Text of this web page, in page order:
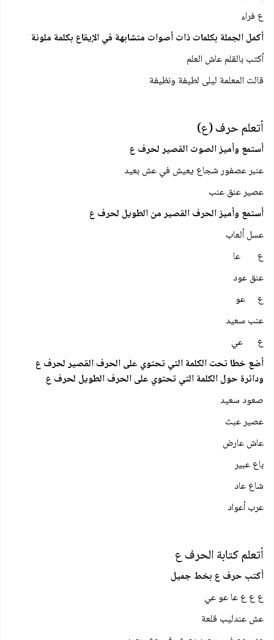
ع فراء
أكمل الجملة بكلمات ذات أصوات متشابهة في الإيقاع بكلمة ملونة
أكتب بالقلم عاش العلم
قالت المعلمة ليلى لطيفة ونظيفة
أتعلم حرف (ع)
أستمع وأميز الصوت القصير لحرف ع
عنبر عصفور شجاع يعيش في عش بعيد
عصير عنق عنب
أستمع وأميز الحرف القصير من الطويل لحرف ع
عسل ألعاب
ع عا
عنق عود
ع عو
عنب سعيد
ع عي
أضع خطا تحت الكلمة التي تحتوي على الحرف القصير لحرف ع
ودائرة حول الكلمة التي تحتوي على الحرف الطويل لحرف ع
صعود سعيد
عصير عبث
عاش عارض
باع عبير
شاع عاد
عرب أعواد
أتعلم كتابة الحرف ع
أكتب حرف ع بخط جميل
ع ع ع عا عو عي
عش عندليب قلعة